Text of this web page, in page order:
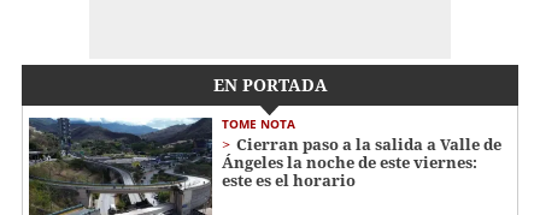
EN PORTADA
TOME NOTA
Cierran paso a la salida a Valle de
Ángeles la noche de este viernes:
este es el horario